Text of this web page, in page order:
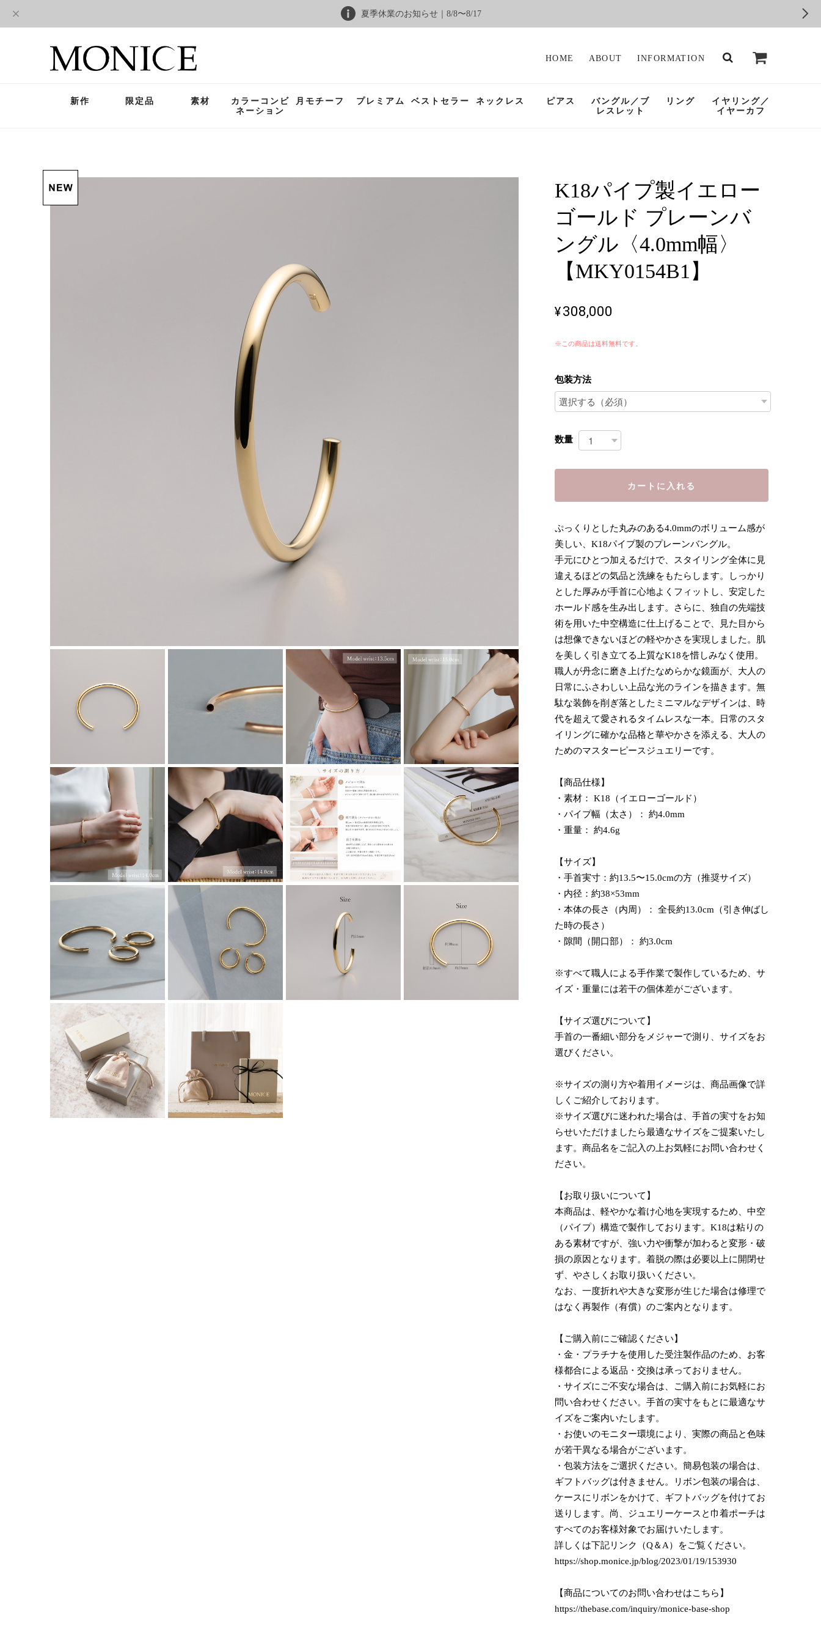
夏季休業のお知らせ｜8/8〜8/17
HOME ABOUT INFORMATION
新作 限定品 素材
カラーコンビ
ネーション
月モチーフ プレミアム ベストセラー ネックレス ピアス
バングル／ブ
レスレット
リング
イヤリング／
イヤーカフ
K18パイプ製イエロー
ゴールド プレーンバ
ングル〈4.0mm幅〉
【MKY0154B1】
¥308,000
※この商品は送料無料です。
包装方法
数量
カートに入れる
ぷっくりとした丸みのある4.0mmのボリューム感が
美しい、K18パイプ製のプレーンバングル。
手元にひとつ加えるだけで、スタイリング全体に見
違えるほどの気品と洗練をもたらします。しっかり
とした厚みが手首に心地よくフィットし、安定した
ホールド感を生み出します。さらに、独自の先端技
術を用いた中空構造に仕上げることで、見た目から
は想像できないほどの軽やかさを実現しました。肌
を美しく引き立てる上質なK18を惜しみなく使用。
職人が丹念に磨き上げたなめらかな鏡面が、大人の
日常にふさわしい上品な光のラインを描きます。無
駄な装飾を削ぎ落としたミニマルなデザインは、時
代を超えて愛されるタイムレスな一本。日常のスタ
イリングに確かな品格と華やかさを添える、大人の
ためのマスターピースジュエリーです。
【商品仕様】
・素材： K18（イエローゴールド）
・パイプ幅（太さ）： 約4.0mm
・重量： 約4.6g
【サイズ】
・手首実寸：約13.5〜15.0cmの方（推奨サイズ）
・内径：約38×53mm
・本体の長さ（内周）： 全長約13.0cm（引き伸ばし
た時の長さ）
・隙間（開口部）： 約3.0cm
※すべて職人による手作業で製作しているため、サ
イズ・重量には若干の個体差がございます。
【サイズ選びについて】
手首の一番細い部分をメジャーで測り、サイズをお
選びください。
※サイズの測り方や着用イメージは、商品画像で詳
しくご紹介しております。
※サイズ選びに迷われた場合は、手首の実寸をお知
らせいただけましたら最適なサイズをご提案いたし
ます。商品名をご記入の上お気軽にお問い合わせく
ださい。
【お取り扱いについて】
本商品は、軽やかな着け心地を実現するため、中空
（パイプ）構造で製作しております。K18は粘りの
ある素材ですが、強い力や衝撃が加わると変形・破
損の原因となります。着脱の際は必要以上に開閉せ
ず、やさしくお取り扱いください。
なお、一度折れや大きな変形が生じた場合は修理で
はなく再製作（有償）のご案内となります。
【ご購入前にご確認ください】
・金・プラチナを使用した受注製作品のため、お客
様都合による返品・交換は承っておりません。
・サイズにご不安な場合は、ご購入前にお気軽にお
問い合わせください。手首の実寸をもとに最適なサ
イズをご案内いたします。
・お使いのモニター環境により、実際の商品と色味
が若干異なる場合がございます。
・包装方法をご選択ください。簡易包装の場合は、
ギフトバッグは付きません。リボン包装の場合は、
ケースにリボンをかけて、ギフトバッグを付けてお
送りします。尚、ジュエリーケースと巾着ポーチは
すべてのお客様対象でお届けいたします。
詳しくは下記リンク（Q＆A）をご覧ください。
https://shop.monice.jp/blog/2023/01/19/153930
【商品についてのお問い合わせはこちら】
https://thebase.com/inquiry/monice-base-shop